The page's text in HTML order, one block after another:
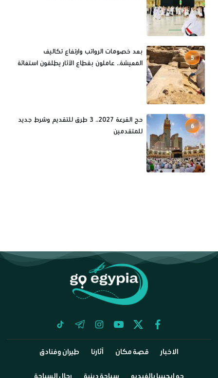
5
بعد خصومات الرواتب وارتفاع تكاليف
المعيشة.. عاملون بقطاع الآثار يطلقون استغاثة
6
حج القرعة 2027.. 3 طرق للتقديم وشرط جديد
للمتقدمين
facebook
twitter
youtube
instagram
telegram
tiktok
الاخبار قصة مكان آثارنا طيران وفنادق
جو إيجيبيا بالفيديو سياحة دينية رجال السياحة